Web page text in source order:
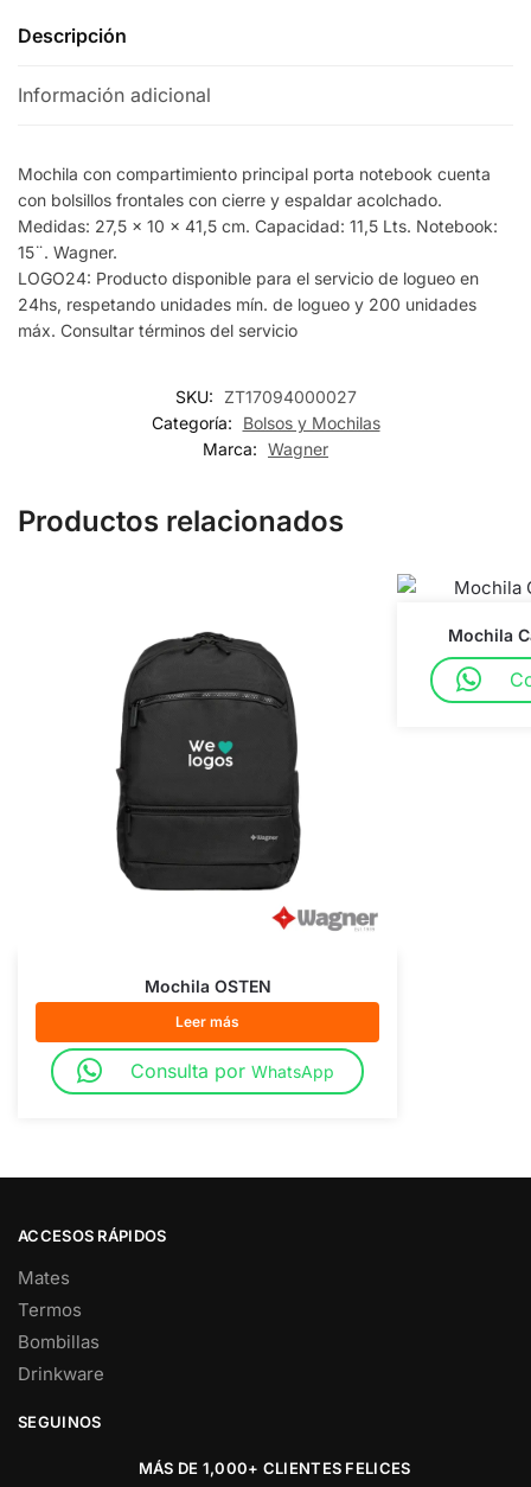
Descripción
Información adicional
Mochila con compartimiento principal porta notebook cuenta
con bolsillos frontales con cierre y espaldar acolchado.
Medidas: 27,5 x 10 x 41,5 cm. Capacidad: 11,5 Lts. Notebook:
15¨. Wagner.
LOGO24: Producto disponible para el servicio de logueo en
24hs, respetando unidades mín. de logueo y 200 unidades
máx. Consultar términos del servicio
SKU: ZT17094000027
Categoría:
Bolsos y Mochilas
Marca: Wagner
Productos relacionados
Mochila OSTEN
Leer más
Consulta por WhatsApp
Mochila
ACCESOS RÁPIDOS
Mates
Termos
Bombillas
Drinkware
SEGUINOS
MÁS DE 1,000+ CLIENTES FELICES